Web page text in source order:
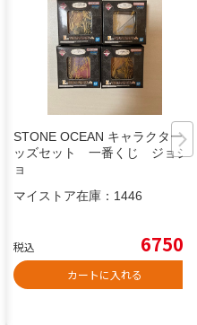
STONE OCEAN キャラクターグ
ッズセット 一番くじ ジョジ
ョ
マイストア在庫： 1446
税込 6750
カートに入れる